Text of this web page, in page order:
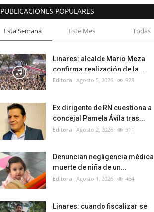
PUBLICACIONES POPULARES
Esta Semana Este Mes Todas
Linares: alcalde Mario Meza
confirma realización de la...
Editora Agosto 5, 2026 928
Ex dirigente de RN cuestiona a
concejal Pamela Ávila tras...
Editora Agosto 2, 2026 511
Denuncian negligencia médica
muerte de niña de un...
Editora Agosto 1, 2026 464
Linares: cuando fiscalizar se